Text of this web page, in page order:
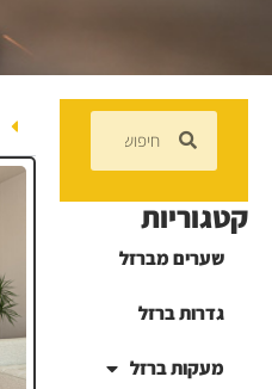
קטגוריות
שערים מברזל
גדרות ברזל
מעקות ברזל